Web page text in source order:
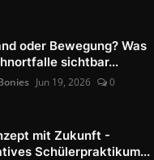
oder Bewegung? Was
sichtbar...
Jun 19, 2026 0
mit Zukunft -
Schülerpraktikum...